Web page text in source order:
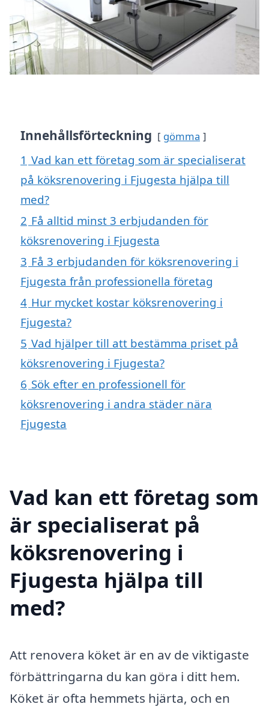
Innehållsförteckning gömma
1 Vad kan ett företag som är specialiserat
på köksrenovering i Fjugesta hjälpa till
med?
2 Få alltid minst 3 erbjudanden för
köksrenovering i Fjugesta
3 Få 3 erbjudanden för köksrenovering i
Fjugesta från professionella företag
4 Hur mycket kostar köksrenovering i
Fjugesta?
5 Vad hjälper till att bestämma priset på
köksrenovering i Fjugesta?
6 Sök efter en professionell för
köksrenovering i andra städer nära
Fjugesta
Vad kan ett företag som
är specialiserat på
köksrenovering i
Fjugesta hjälpa till
med?
Att renovera köket är en av de viktigaste
förbättringarna du kan göra i ditt hem.
Köket är ofta hemmets hjärta, och en